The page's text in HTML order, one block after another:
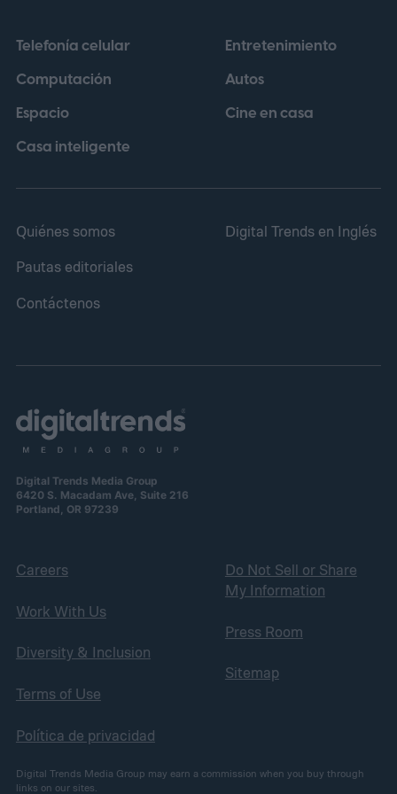
deberán poder retirarse y reemplazarse
con herramientas disponibles
comercialmente a partir del 18 de febrero
de 2027.
Telefonía celular
Computación
Espacio
Casa inteligente
Entretenimiento
Autos
Cine en casa
Quiénes somos
Pautas editoriales
Contáctenos
Digital Trends en Inglés
Digital Trends Media Group
6420 S. Macadam Ave, Suite 216
Portland, OR 97239
Careers
Work With Us
Diversity & Inclusion
Terms of Use
Política de privacidad
Do Not Sell or Share
My Information
Press Room
Sitemap
Digital Trends Media Group may earn a commission when you buy through
links on our sites.